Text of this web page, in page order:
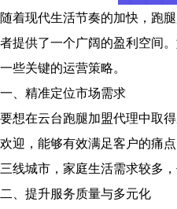
随着现代生活节奏的加快，跑
者提供了一个广阔的盈利空间
一些关键的运营策略。
一、精准定位市场需求
要想在云台跑腿加盟代理中取
欢迎，能够有效满足客户的痛
三线城市，家庭生活需求较多
二、提升服务质量与多元化